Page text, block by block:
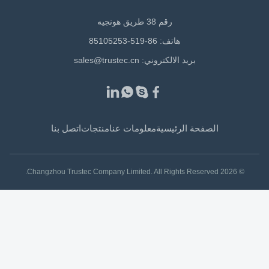
هاتف: 86-519-85105253
بريد الالكتروني: sales@trustec.cn
الصفحة الرئيسيةمعلومات عنامنتجاتاتصل بنا